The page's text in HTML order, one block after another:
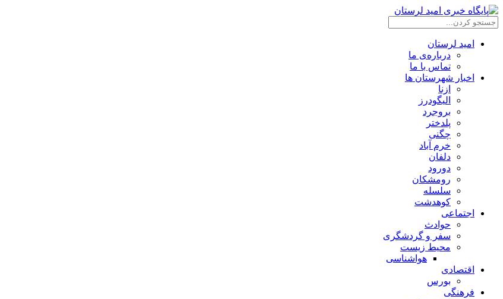
امید لرستان
درباره‌ی ما
تماس با ما
اخبار شهرستان ها
ازنا
الیگودرز
بروجرد
پلدختر
چگنی
خرم آباد
دلفان
دورود
رومشکان
سلسله
کوهدشت
اجتماعی
حوادث
سفر و گردشگری
محیط زیست
هواشناسی
اقتصادی
بورس
فرهنگی